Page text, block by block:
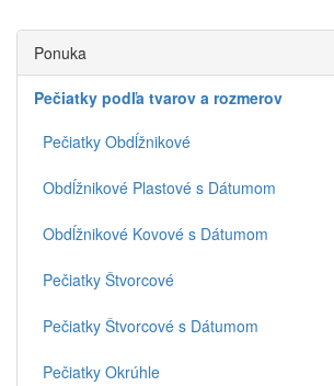
Ponuka
Pečiatky podľa tvarov a rozmerov
Pečiatky Obdĺžnikové
Obdĺžnikové Plastové s Dátumom
Obdĺžnikové Kovové s Dátumom
Pečiatky Štvorcové
Pečiatky Štvorcové s Dátumom
Pečiatky Okrúhle